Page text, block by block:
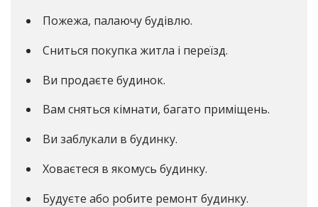
Пожежа, палаючу будівлю.
Сниться покупка житла і переїзд.
Ви продаєте будинок.
Вам сняться кімнати, багато приміщень.
Ви заблукали в будинку.
Ховаєтеся в якомусь будинку.
Будуєте або робите ремонт будинку.